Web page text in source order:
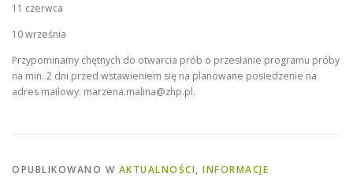
11 czerwca
10 września
Przypominamy chętnych do otwarcia prób o przesłanie programu próby
na min. 2 dni przed wstawieniem się na planowane posiedzenie na
adres mailowy: marzena.malina@zhp.pl.
OPUBLIKOWANO W AKTUALNOŚCI, INFORMACJE